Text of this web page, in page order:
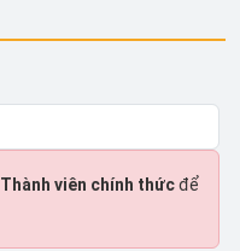
Thành viên chính thứcđể